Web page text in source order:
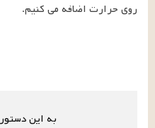
روی حرارت اضافه می کنیم.
به این